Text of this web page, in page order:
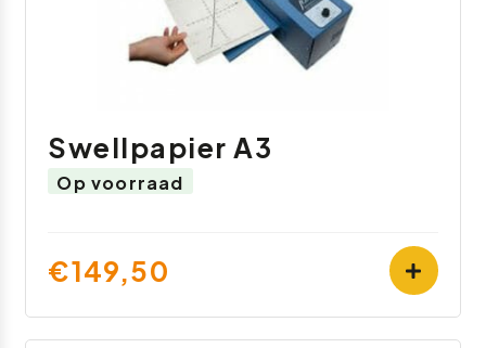
Swellpapier A3
Op voorraad
€149,50